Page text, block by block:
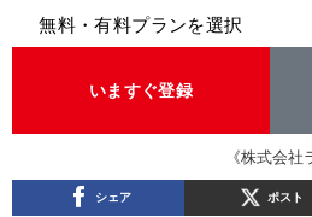
無料・有料プランを選択
いますぐ登録
《株式会
シェア ポスト